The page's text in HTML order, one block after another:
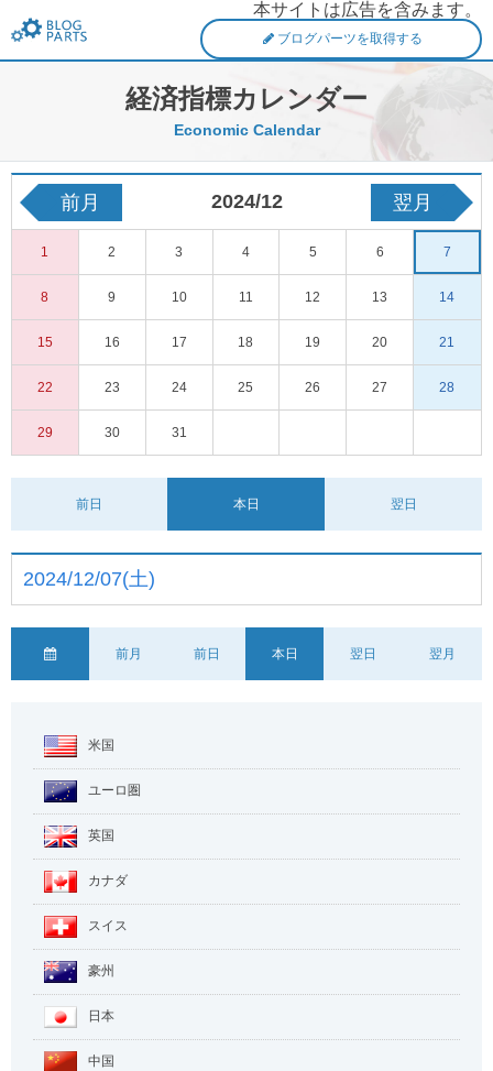
本サイトは広告を含みます。
ブログパーツを取得する
経済指標カレンダー
Economic Calendar
前月 2024/12 翌月
1 2 3 4 5 6 7
8 9 10 11 12 13 14
15 16 17 18 19 20 21
22 23 24 25 26 27 28
29 30 31
前日 本日 翌日
2024/12/07(土)
前月 前日 本日 翌日 翌月
米国
ユーロ圏
英国
カナダ
スイス
豪州
日本
中国